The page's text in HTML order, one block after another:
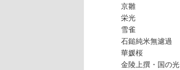
京雛
栄光
雪雀
石鎚純米無濾過
華媛桜
金陵上撰・国の光